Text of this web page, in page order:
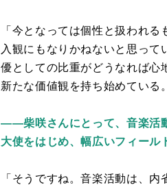
「今となっては個性と扱われ
入観にもなりかねないと思っ
優としての比重がどうなれば心
新たな価値観を持ち始めている
——柴咲さんにとって、音楽活
大使をはじめ、幅広いフィール
「そうですね。音楽活動は、